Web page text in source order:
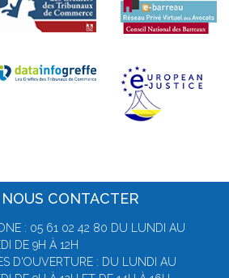
CONTACTER
: 05 61 02 42 80 DU LUNDI AU
DE 9H À 12H
D'OUVERTURE : DU LUNDI AU